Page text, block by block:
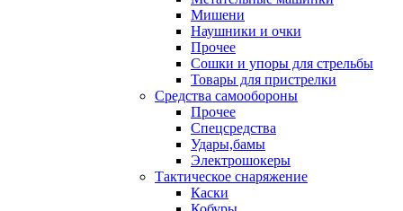
Мишени
Наушники и очки
Прочее
Сошки и упоры для стрельбы
Товары для пристрелки
Средства самообороны
Прочее
Спецсредства
Удары,бамы
Электрошокеры
Тактическое снаряжение
Каски